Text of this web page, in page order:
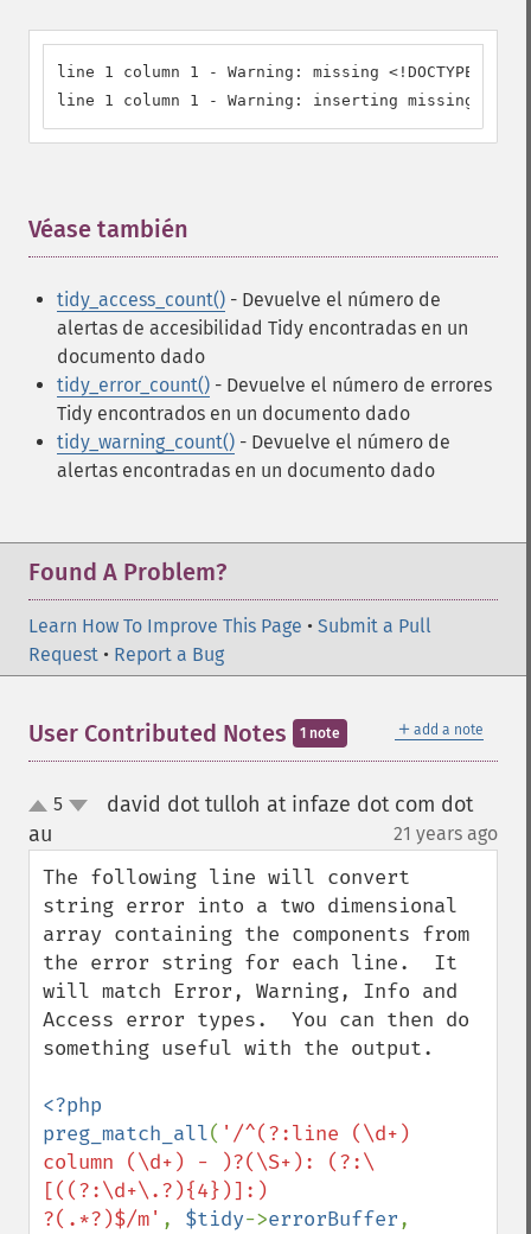
line 1 column 1 - Warning: missing <!DOCTYPE>
line 1 column 1 - Warning: inserting missing
Véase también
tidy_access_count() - Devuelve el número de
alertas de accesibilidad Tidy encontradas en un
documento dado
tidy_error_count() - Devuelve el número de errores
Tidy encontrados en un documento dado
tidy_warning_count() - Devuelve el número de
alertas encontradas en un documento dado
Found A Problem?
Learn How To Improve This Page • Submit a Pull
Request • Report a Bug
＋ add a note
User Contributed Notes 1 note
up5
david dot tulloh at infaze dot com dot
au
21 years ago
The following line will convert
string error into a two dimensional
array containing the components from
the error string for each line.  It
will match Error, Warning, Info and
Access error types.  You can then do
something useful with the output.
<?php
preg_match_all( '/^(?:line (\d+)
column (\d+) - )?(\S+): (?:\
[((?:\d+\.?){4})]:)
?(.*?)$/m' , $tidy->errorBuffer